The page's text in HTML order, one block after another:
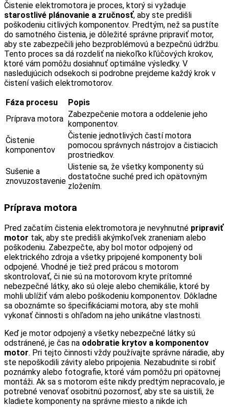
Čistenie elektromotora je proces, ktorý si vyžaduje
starostlivé plánovanie a zručnosť, aby ste predišli
poškodeniu citlivých komponentov. Predtým, než sa pustíte
do samotného čistenia, je dôležité správne pripraviť motor,
aby ste zabezpečili jeho bezproblémovú a bezpečnú údržbu.
Tento proces sa dá rozdeliť na niekoľko kľúčových krokov,
ktoré vám pomôžu dosiahnuť optimálne výsledky. V
nasledujúcich odsekoch si podrobne prejdeme každý krok v
čistení vašich elektromotorov.
Fáza procesu
Popis
Príprava motora Zabezpečenie motora a oddelenie jeho
komponentov.
Čistenie
komponentov
Čistenie jednotlivých častí motora
pomocou správnych nástrojov a čistiacich
prostriedkov.
Sušenie a
znovuzostavenie
Uistenie sa, že všetky komponenty sú
dostatočne suché pred ich opätovným
zložením.
Príprava motora
Pred začatím čistenia elektromotora je nevyhnutné pripraviť
motor tak, aby ste predišli akýmkoľvek zraneniam alebo
poškodeniu. Zabezpečte, aby bol motor odpojený od
elektrického zdroja a všetky pripojené komponenty boli
odpojené. Vhodné je tiež pred prácou s motorom
skontrolovať, či nie sú na motorovom kryte prítomné
nebezpečné látky, ako sú oleje alebo chemikálie, ktoré by
mohli ublížiť vám alebo poškodeniu komponentov. Dôkladne
sa oboznámte so špecifikáciami motora, aby ste mohli
vykonať činnosti s ohľadom na jeho unikátne vlastnosti.
Keď je motor odpojený a všetky nebezpečné látky sú
odstránené, je čas na odobratie krytov a komponentov
motor. Pri tejto činnosti vždy používajte správne náradie, aby
ste nepoškodili závity alebo pripojenia. Nezabudnite si robiť
poznámky alebo fotografie, ktoré vám pomôžu pri opätovnej
montáži. Ak sa s motorom ešte nikdy predtým nepracovalo, je
potrebné venovať osobitnú pozornosť, aby ste sa uistili, že
kladiete komponenty na správne miesto a nikde ich